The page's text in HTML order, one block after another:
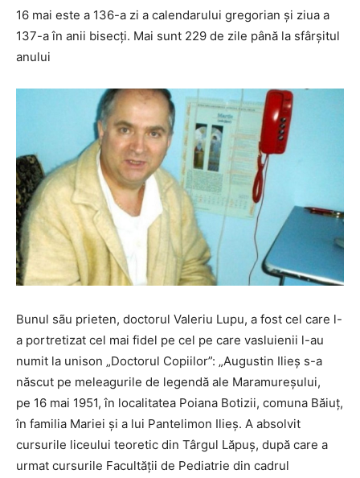
16 mai este a 136-a zi a calendarului gregorian și ziua a
137-a în anii bisecți. Mai sunt 229 de zile până la sfârșitul
anului
Bunul sãu prieten, doctorul Valeriu Lupu, a fost cel care l-
a portretizat cel mai fidel pe cel pe care vasluienii l-au
numit la unison „Doctorul Copiilor”: „Augustin Ilieș s-a
născut pe meleagurile de legendă ale Maramureșului,
pe 16 mai 1951, în localitatea Poiana Botizii, comuna Băiuț,
în familia Mariei și a lui Pantelimon Ilieș. A absolvit
cursurile liceului teoretic din Târgul Lăpuș, după care a
urmat cursurile Facultății de Pediatrie din cadrul